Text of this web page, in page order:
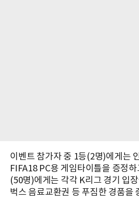
이벤트 참가자 중 1등(2명)에게는
FIFA18 PC용 게임타이틀을 증정
(50명)에게는 각각 K리그 경기 입
벅스 음료교환권 등 푸짐한 경품을